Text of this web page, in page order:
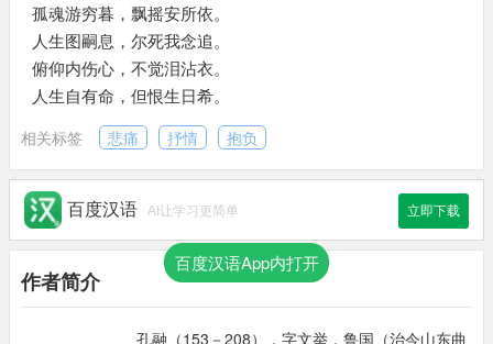
孤魂游穷暮，飘摇安所依。
人生图嗣息，尔死我念追。
俯仰内伤心，不觉泪沾衣。
人生自有命，但恨生日希。
相关标签 悲痛 抒情 抱负
百度汉语 AI让学习更简单 立即下载
作者简介
孔融（153－208），字文举，鲁国（治今山东曲
百度汉语App内打开